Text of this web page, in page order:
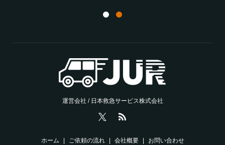
運営会社 / 日本救急サービス株式会社
ホーム ご依頼の流れ 会社概要 お問い合わせ